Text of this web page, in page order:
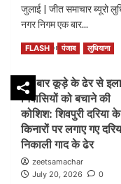
जुलाई | जीत समाचार ब्यूरो
नगर निगम एक बार...
Read MoreRead
more
उच्च
अधिकारियों
की
शिकायत
बाद
भी
नहीं
FLASH पंजाब लुधियाना
इस बार कूड़े के ढेर से
निवासियों को बचाने की
कोशिश: शिवपुरी दरिया के
किनारों पर लगाए गए
निकाली गाद के ढेर
zeetsamachar
July 20, 2026
0